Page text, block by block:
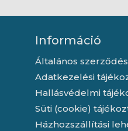
Információ
Általános
Adatkezelési
Hallásvédelmi
Süti (cookie)
Házhozszállítási